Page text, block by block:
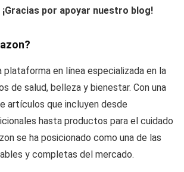
por apoyar nuestro blog!
plataforma en línea especializada en la
de salud, belleza y bienestar. Con una
artículos que incluyen desde
hasta productos para el cuidado
se ha posicionado como una de las
y completas del mercado.